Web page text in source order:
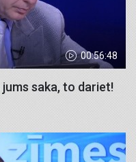
00:56:48
saka, to dariet!